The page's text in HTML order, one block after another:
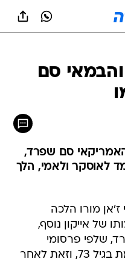
סם
האמריקאי סם שפרד,
לאוסקר ולאמי, הלך
מורו הלכה
של אייקון נוסף,
שלפי פרסומי
התקשורת בארצות הברית מת בגיל 73, וזאת לאחר